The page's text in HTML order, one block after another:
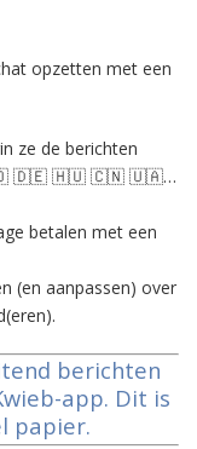
opzetten met een
ze de berichten
🇷🇴 🇩🇪 🇭🇺 🇨🇳 🇺🇦…
betalen met een
(en aanpassen) over
berichten
app. Dit is
papier.